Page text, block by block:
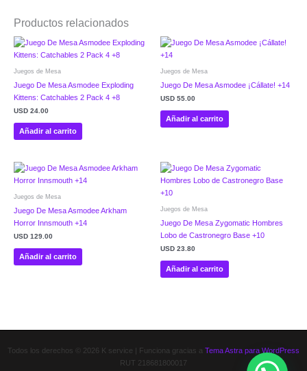
Productos relacionados
Juegos de Mesa
Juego De Mesa Asmodee Exploding
Kittens: Catchables 2 Pack 4 +8
USD 24.00
Añadir al carrito
Juegos de Mesa
Juego De Mesa Asmodee ¡Cállate! +14
USD 55.00
Añadir al carrito
Juegos de Mesa
Juego De Mesa Asmodee Arkham
Horror Innsmouth +14
USD 129.00
Añadir al carrito
Juegos de Mesa
Juego De Mesa Zygomatic Hombres
Lobo de Castronegro Base +10
USD 23.80
Añadir al carrito
Todos los derechos © 2026 K service | Funciona gracias a Tema Astra para WordPress
RUT 218681800017